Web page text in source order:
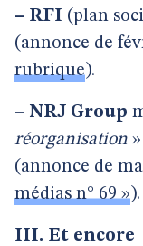
– RFI (plan
(annonce de
rubrique).
– NRJ Group
réorganisation
(annonce de
médias n° 69 »).
III. Et encore